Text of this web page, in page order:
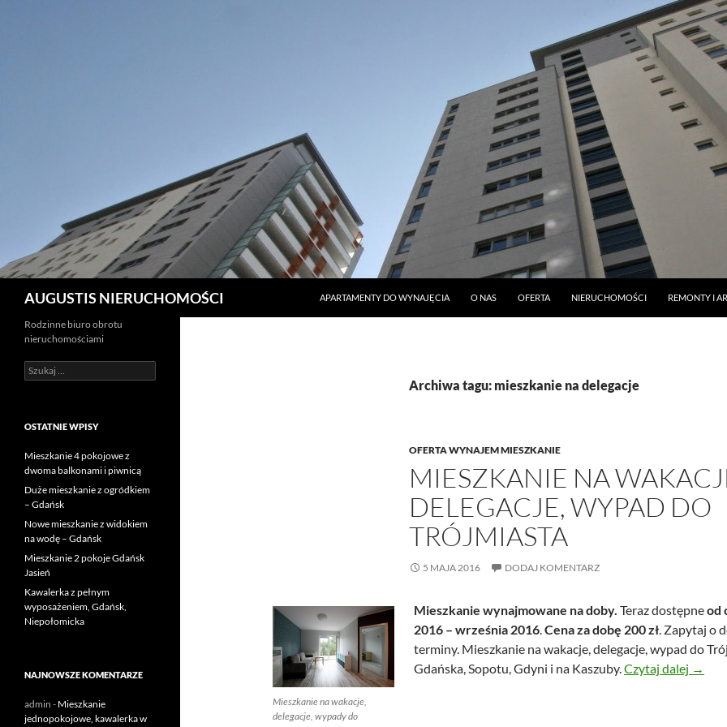
AUGUSTIS NIERUCHOMOŚCI
APARTAMENTY DO WYNAJĘCIA
O NAS OFERTA NIERUCHOMOŚCI REMONTY I
Archiwa tagu: mieszkanie na delegacje
OFERTA WYNAJEM MIESZKANIE
MIESZKANIE NA
DELEGACJE, WYPAD DO
TRÓJMIASTA
5 MAJA 2016 DODAJ KOMENTARZ
Mieszkanie na wakacje,
delegacje, wypady do
Mieszkanie wynajmowane na doby. Teraz dostępneod
2016 – września 2016.Cena za dobę 200 zł. Zapytaj o
terminy. Mieszkanie na wakacje, delegacje, wypad do
Gdańska, Sopotu, Gdyni i na Kaszuby.Czytaj dalej →
Rodzinne biuro obrotu
nieruchomościami
Szukaj:
OSTATNIE WPISY
Mieszkanie 4 pokojowe z
dwoma balkonami i piwnicą
Duże mieszkanie z ogródkiem
– Gdańsk
Nowe mieszkanie z widokiem
na wodę – Gdańsk
Mieszkanie 2 pokoje Gdańsk
Jasień
Kawalerka z pełnym
wyposażeniem, Gdańsk,
Niepołomicka
NAJNOWSZE KOMENTARZE
admin - Mieszkanie
jednopokojowe, kawalerka w